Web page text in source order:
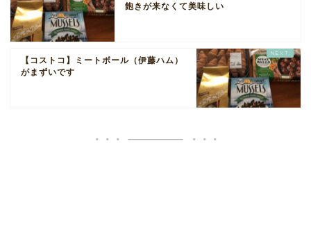
飽きが来なくて美味しい
【コストコ】ミートボール（伊藤ハム）
がまずいです